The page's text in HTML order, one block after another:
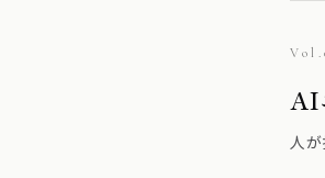
AI
人